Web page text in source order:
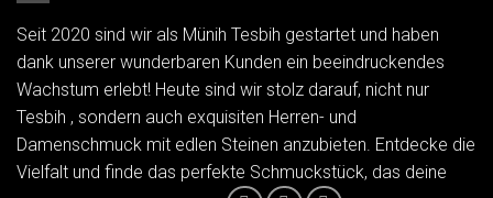
Seit 2020 sind wir als Münih Tesbih gestartet und haben
dank unserer wunderbaren Kunden ein beeindruckendes
Wachstum erlebt! Heute sind wir stolz darauf, nicht nur
Tesbih , sondern auch exquisiten Herren- und
Damenschmuck mit edlen Steinen anzubieten. Entdecke die
Vielfalt und finde das perfekte Schmuckstück, das deine